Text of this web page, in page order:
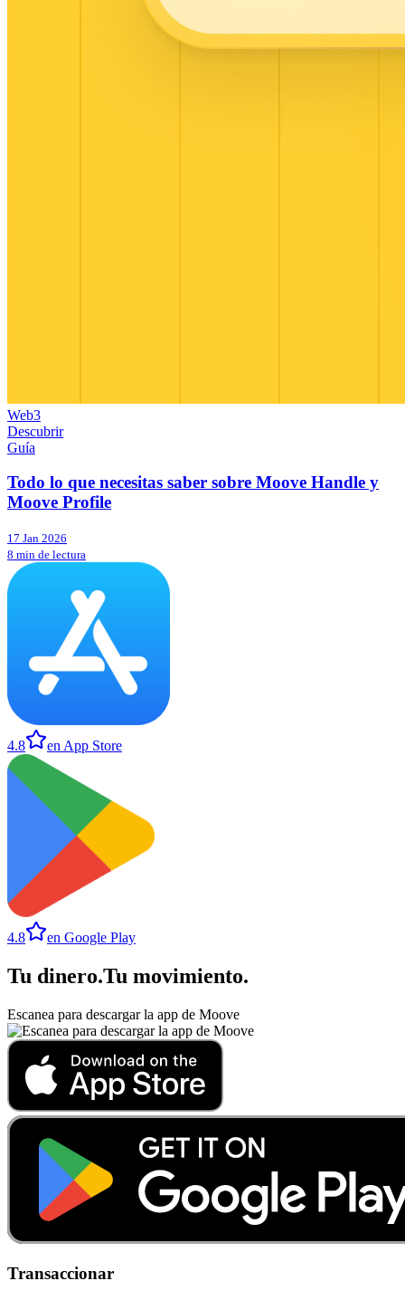
Web3
Descubrir
Guía
Todo lo que necesitas saber sobre Moove Handle y
Moove Profile
17 Jan 2026
8 min de lectura
4.8 en App Store
4.8 en Google Play
Tu dinero.Tu movimiento.
Escanea para descargar la app de Moove
Transaccionar